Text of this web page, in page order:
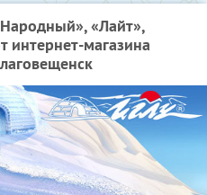
«Лайт»,
интернет-магазина